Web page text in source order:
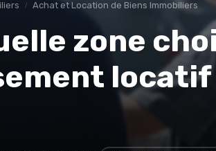
Achat et Location de Biens Immobiliers
zone